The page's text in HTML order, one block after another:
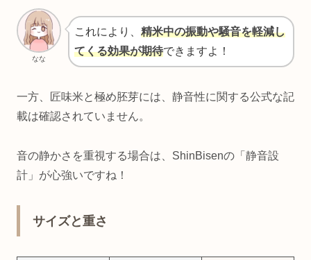
なな
これにより、 精米中の振動や騒音を軽減し
てくる効果が期待できますよ！
一方、匠味米と極め胚芽には、静音性に関する公式な記
載は確認されていません。
音の静かさを重視する場合は、ShinBisenの「静音設
計」が心強いですね！
サイズと重さ